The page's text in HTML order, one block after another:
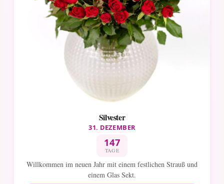
Silvester
31. DEZEMBER
147
TAGE
Willkommen im neuen Jahr mit einem festlichen Strauß und
einem Glas Sekt.